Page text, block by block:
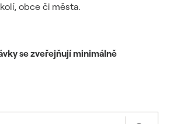
obce či města.
se zveřejňují minimálně